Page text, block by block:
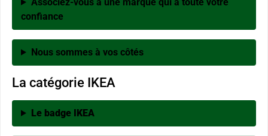
confiance
Nous sommes à vos côtés
La catégorie IKEA
Le badge IKEA